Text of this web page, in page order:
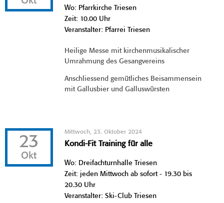
Wo: Pfarrkirche Triesen
Zeit: 10.00 Uhr
Veranstalter: Pfarrei Triesen
Heilige Messe mit kirchenmusikalischer
Umrahmung des Gesangvereins
Anschliessend gemütliches Beisammensein
mit Gallusbier und Galluswürsten
23
Okt
Mittwoch, 23. Oktober 2024
Kondi-Fit Training für alle
Wo: Dreifachturnhalle Triesen
Zeit: jeden Mittwoch ab sofort - 19.30 bis
20.30 Uhr
Veranstalter: Ski-Club Triesen